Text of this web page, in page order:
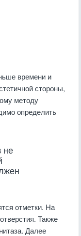
времени и
стороны,
методу
определить
не
отметки. На
Также
Далее